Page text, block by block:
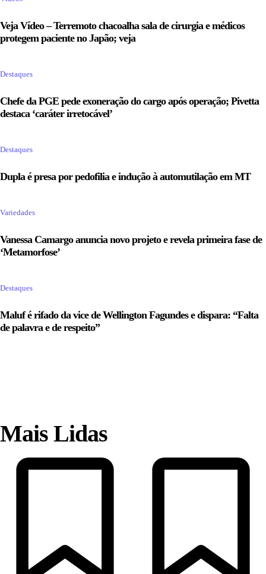
Veja Vídeo – Terremoto chacoalha sala de cirurgia e médicos
protegem paciente no Japão; veja
Destaques
Chefe da PGE pede exoneração do cargo após operação; Pivetta
destaca ‘caráter irretocável’
Destaques
Dupla é presa por pedofilia e indução à automutilação em MT
Variedades
Vanessa Camargo anuncia novo projeto e revela primeira fase de
‘Metamorfose’
Destaques
Maluf é rifado da vice de Wellington Fagundes e dispara: “Falta
de palavra e de respeito”
Mais Lidas